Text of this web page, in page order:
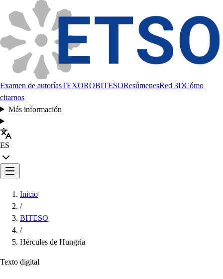
Examen de autoríasTEXOROBITESOResúmenesRed 3DCómo
citarnos
Más información
ES
Inicio
/
BITESO
/
Hércules de Hungría
Texto digital